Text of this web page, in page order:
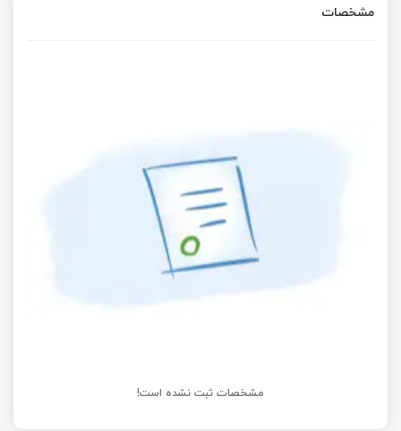
ردگیری پروازها با RTL‑SDR — یادگیری گام‌به‌گام کار
مشخصات
مشخصات ثبت نشده است!